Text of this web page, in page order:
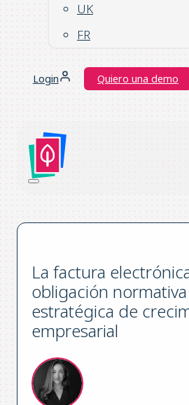
UK
FR
Login Quiero una demo
La factura
obligación
estratégica de
empresarial